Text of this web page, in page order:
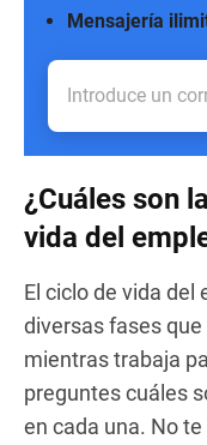
Mensajería
¿Cuáles son
vida del
El ciclo de vida del
diversas fases
mientras trabaja
preguntes cuáles
en cada una. No